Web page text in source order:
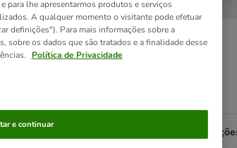
para lhe apresentarmos produtos e serviços
A qualquer momento o visitante pode efetuar
definições"). Para mais informações sobre a
sobre os dados que são tratados e a finalidade desse
Política de Privacidade
e continuar